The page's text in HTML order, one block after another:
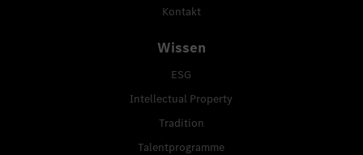
Kontakt
Wissen
ESG
Intellectual Property
Tradition
Talentprogramme